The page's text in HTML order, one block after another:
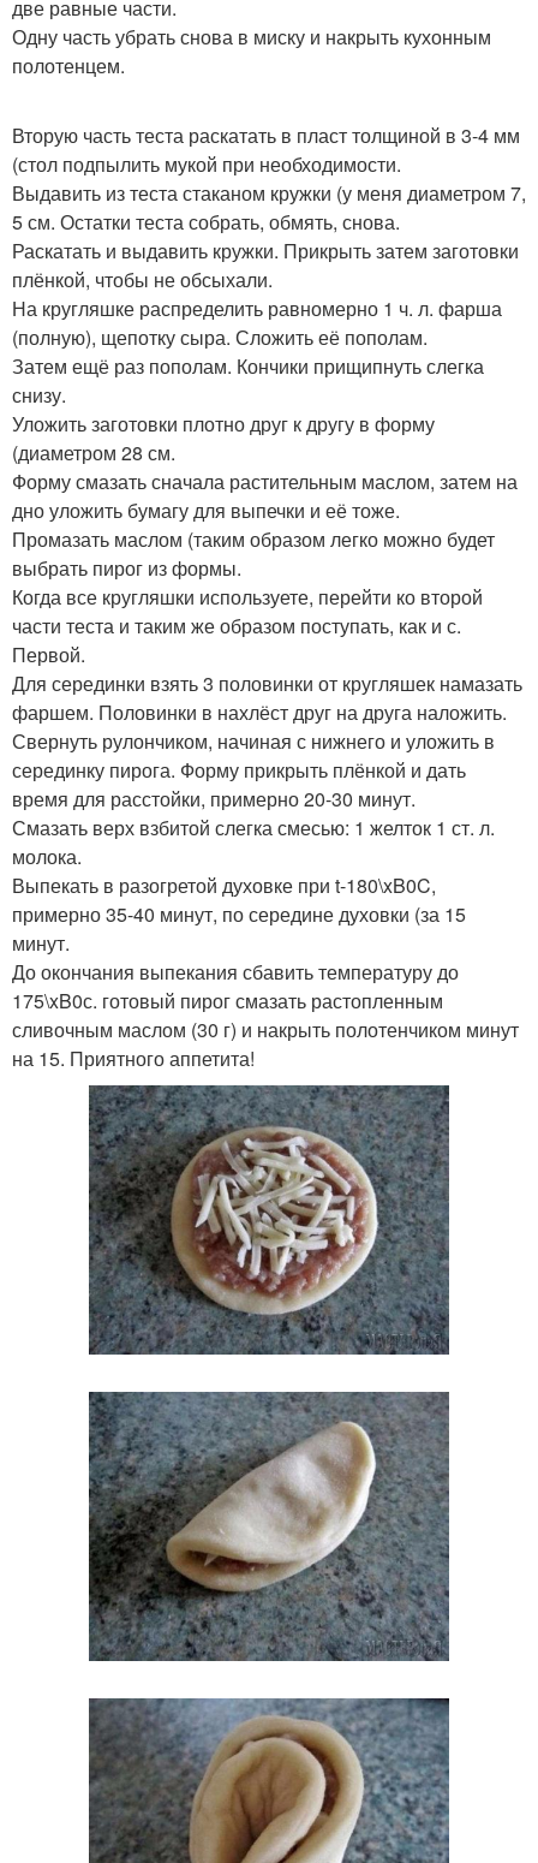
две равные части.
Одну часть убрать снова в миску и накрыть кухонным
полотенцем.
Вторую часть теста раскатать в пласт толщиной в 3-4 мм
(стол подпылить мукой при необходимости.
Выдавить из теста стаканом кружки (у меня диаметром 7,
5 см. Остатки теста собрать, обмять, снова.
Раскатать и выдавить кружки. Прикрыть затем заготовки
плёнкой, чтобы не обсыхали.
На кругляшке распределить равномерно 1 ч. л. фарша
(полную), щепотку сыра. Сложить её пополам.
Затем ещё раз пополам. Кончики прищипнуть слегка
снизу.
Уложить заготовки плотно друг к другу в форму
(диаметром 28 см.
Форму смазать сначала растительным маслом, затем на
дно уложить бумагу для выпечки и её тоже.
Промазать маслом (таким образом легко можно будет
выбрать пирог из формы.
Когда все кругляшки используете, перейти ко второй
части теста и таким же образом поступать, как и с.
Первой.
Для серединки взять 3 половинки от кругляшек намазать
фаршем. Половинки в нахлёст друг на друга наложить.
Свернуть рулончиком, начиная с нижнего и уложить в
серединку пирога. Форму прикрыть плёнкой и дать
время для расстойки, примерно 20-30 минут.
Смазать верх взбитой слегка смесью: 1 желток 1 ст. л.
молока.
Выпекать в разогретой духовке при t-180\xB0C,
примерно 35-40 минут, по середине духовки (за 15
минут.
До окончания выпекания сбавить температуру до
175\xB0с. готовый пирог смазать растопленным
сливочным маслом (30 г) и накрыть полотенчиком минут
на 15. Приятного аппетита!